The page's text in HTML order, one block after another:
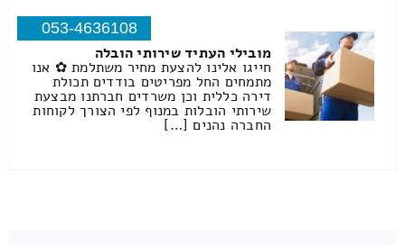
053-4636108
מובילי העתיד שירותי הובלה
חייגו אלינו להצעת מחיר משתלמת ✿ אנו
מתמחים החל מפריטים בודדים תכולת
דירה כללית וכן משרדים חברתנו מבצעת
שירותי הובלות במנוף לפי הצורך לקוחות
החברה נהנים […]